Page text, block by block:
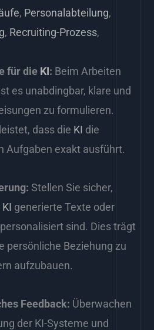
, Personalabteilung,
, Recruiting-Prozess,
für die KI: Beim Arbeiten
es unabdingbar, klare und
zu formulieren.
dass die KI die
Aufgaben exakt ausführt.
Stellen Sie sicher,
KI generierte Texte oder
sind. Dies trägt
persönliche Beziehung zu
aufzubauen.
Feedback: Überwachen
der KI-Systeme und